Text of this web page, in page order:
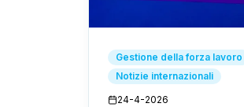
Gestione della forza lavoro
Notizie internazionali
24-4-2026